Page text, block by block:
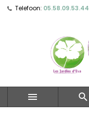
Telefoon: 05.58.09.53.44
 